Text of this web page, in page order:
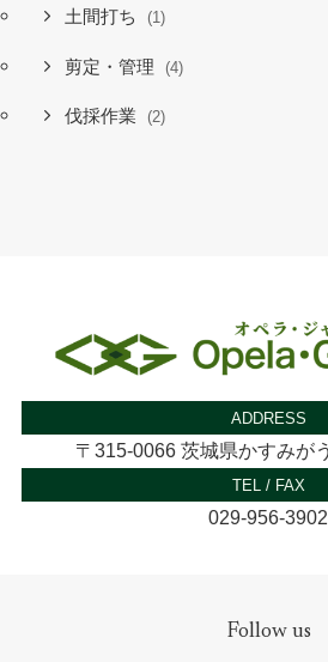
土間打ち (1)
剪定・管理 (4)
伐採作業 (2)
ADDRESS
〒315-0066 茨城県かすみが
TEL / FAX
029-956-3902
Follow us